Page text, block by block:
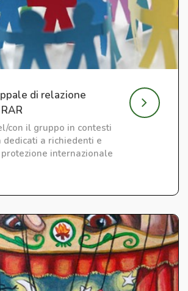
di relazione
con il gruppo in contesti
dedicati a richiedenti e
internazionale